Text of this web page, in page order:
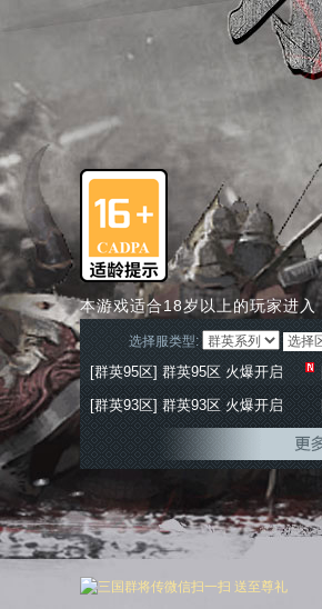
本游戏适合18岁以上的玩家进入
选择服类型:
[群英95区] 群英95区 火爆开启
[群英93区] 群英93区 火爆开启
[群英91区] 群英91区 火爆开启